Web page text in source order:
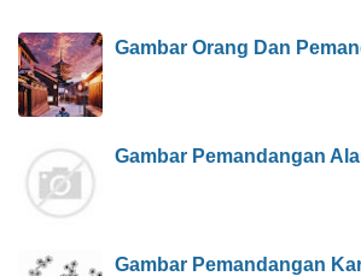
Gambar Orang Dan
Gambar Pemandangan
Gambar Pemandangan